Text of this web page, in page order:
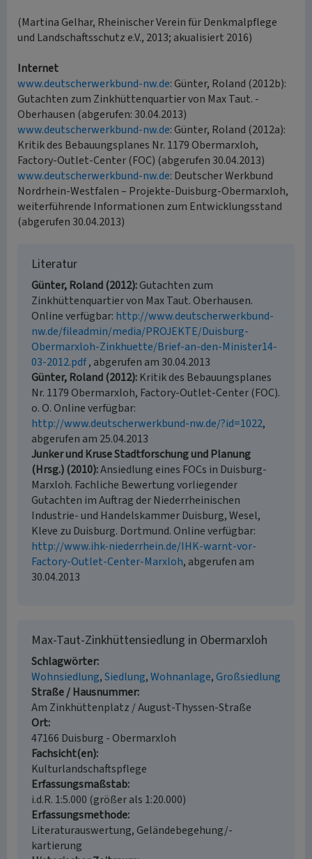
(Martina Gelhar, Rheinischer Verein für Denkmalpflege
und Landschaftsschutz e.V., 2013; akualisiert 2016)
Internet
www.deutscherwerkbund-nw.de: Günter, Roland (2012b):
Gutachten zum Zinkhüttenquartier von Max Taut. -
Oberhausen (abgerufen: 30.04.2013)
www.deutscherwerkbund-nw.de: Günter, Roland (2012a):
Kritik des Bebauungsplanes Nr. 1179 Obermarxloh,
Factory-Outlet-Center (FOC) (abgerufen 30.04.2013)
www.deutscherwerkbund-nw.de: Deutscher Werkbund
Nordrhein-Westfalen – Projekte-Duisburg-Obermarxloh,
weiterführende Informationen zum Entwicklungsstand
(abgerufen 30.04.2013)
Literatur
Günter, Roland (2012) Gutachten zum
Zinkhüttenquartier von Max Taut. Oberhausen.
Online verfügbar: http://www.deutscherwerkbund-
nw.de/fileadmin/media/PROJEKTE/Duisburg-
Obermarxloh-Zinkhuette/Brief-an-den-Minister14-
03-2012.pdf, abgerufen am 30.04.2013
Günter, Roland (2012) Kritik des Bebauungsplanes
Nr. 1179 Obermarxloh, Factory-Outlet-Center (FOC).
o. O. Online verfügbar:
http://www.deutscherwerkbund-nw.de/?id=1022,
abgerufen am 25.04.2013
Junker und Kruse Stadtforschung und Planung
(Hrsg.) (2010) Ansiedlung eines FOCs in Duisburg-
Marxloh. Fachliche Bewertung vorliegender
Gutachten im Auftrag der Niederrheinischen
Industrie- und Handelskammer Duisburg, Wesel,
Kleve zu Duisburg. Dortmund. Online verfügbar:
http://www.ihk-niederrhein.de/IHK-warnt-vor-
Factory-Outlet-Center-Marxloh, abgerufen am
30.04.2013
Max-Taut-Zinkhüttensiedlung in Obermarxloh
Schlagwörter
Wohnsiedlung Siedlung Wohnanlage Großsiedlung
Straße / Hausnummer
Am Zinkhüttenplatz / August-Thyssen-Straße
Ort
47166 Duisburg - Obermarxloh
Fachsicht(en)
Kulturlandschaftspflege
Erfassungsmaßstab
i.d.R. 1:5.000 (größer als 1:20.000)
Erfassungsmethode
Literaturauswertung, Geländebegehung/-
kartierung